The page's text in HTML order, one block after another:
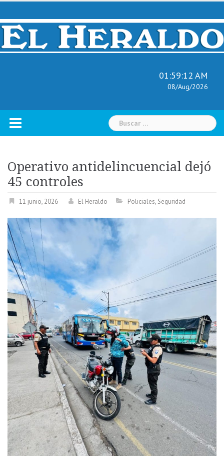
Skip
content
01:59:13 AM
08/Aug/2026
Buscar:
Operativo antidelincuencial dejó
45 controles
11 junio, 2026 El Heraldo Policiales, Seguridad